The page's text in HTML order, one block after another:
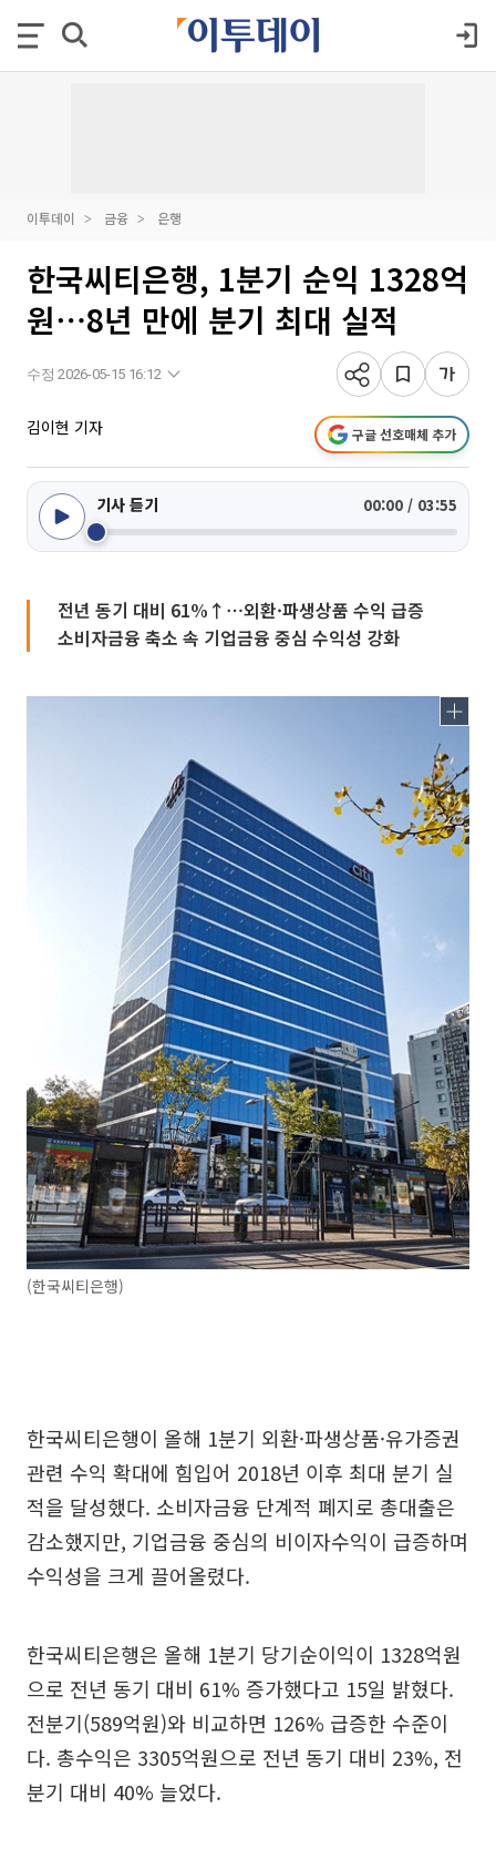
이투데이 금융 은행
한국씨티은행, 1분기 순익 1328억
원⋯8년 만에 분기 최대 실적
수정 2026-05-15 16:12
김이현 기자 구글 선호매체 추가
기사 듣기 00:00 / 03:55
전년 동기 대비 61%↑⋯외환·파생상품 수익 급증
소비자금융 축소 속 기업금융 중심 수익성 강화
(한국씨티은행)
한국씨티은행이 올해 1분기 외환·파생상품·유가증권
관련 수익 확대에 힘입어 2018년 이후 최대 분기 실
적을 달성했다. 소비자금융 단계적 폐지로 총대출은
감소했지만, 기업금융 중심의 비이자수익이 급증하며
수익성을 크게 끌어올렸다.
한국씨티은행은 올해 1분기 당기순이익이 1328억원
으로 전년 동기 대비 61% 증가했다고 15일 밝혔다.
전분기(589억원)와 비교하면 126% 급증한 수준이
다. 총수익은 3305억원으로 전년 동기 대비 23%, 전
분기 대비 40% 늘었다.